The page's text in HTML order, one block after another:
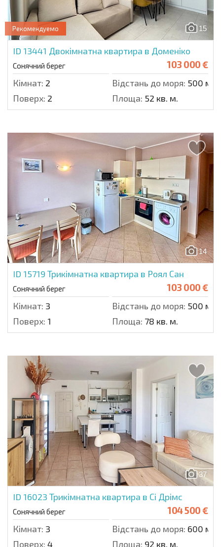
15
Рекомендуемо
ID 13441 Двокімнатна квартира в Доменіко
Сонячний берег 103 000 €
Кімнат: 2 Відстань до моря: 500 м.
Поверх: 2 Площа: 52 кв. м.
14
ID 15719 Трикімнатна квартира в Роял Сан
Сонячний берег 103 000 €
Кімнат: 3 Відстань до моря: 500 м.
Поверх: 1 Площа: 78 кв. м.
37
ID 16023 Трикімнатна квартира в Сі Дрімс
Сонячний берег 104 500 €
Кімнат: 3 Відстань до моря: 600 м.
Поверх: 4 Площа: 92 кв. м.